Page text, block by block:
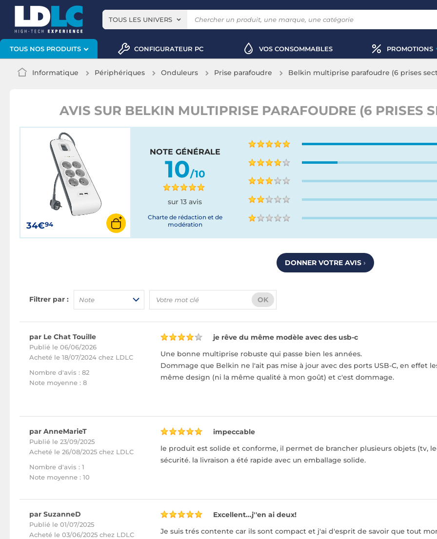
TOUS LES UNIVERS
TOUS NOS PRODUITS CONFIGURATEUR PC VOS CONSOMMABLES PROMOTIONS
Informatique Périphériques Onduleurs Prise parafoudre Belkin multiprise parafoudre (6 prises
AVIS SUR BELKIN MULTIPRISE PARAFOUDRE (6 PRISES
34€94
NOTE GÉNÉRALE
10/10
sur 13 avis
Charte de rédaction et de
modération
DONNER VOTRE AVIS ›
Filtrer par : Note OK
par Le Chat Touille
Publié le 06/06/2026
Acheté le 18/07/2024 chez LDLC
Nombre d'avis : 82
Note moyenne : 8
je rêve du même modèle avec des usb-c
Une bonne multiprise robuste qui passe bien les années.
Dommage que Belkin ne l'ait pas mise à jour avec des ports USB-C, en effet
même design (ni la même qualité à mon goût) et c'est dommage.
par AnneMarieT
Publié le 23/09/2025
Acheté le 26/08/2025 chez LDLC
Nombre d'avis : 1
Note moyenne : 10
impeccable
le produit est solide et conforme, il permet de brancher plusieurs objets (tv,
sécurité. la livraison a été rapide avec un emballage solide.
par SuzanneD
Publié le 01/07/2025
Acheté le 03/06/2025 chez LDLC
Excellent...j''en ai deux!
Je suis trés contente car ils sont compact et j'ai d'esprit de savoir que tout